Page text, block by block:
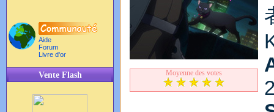
Aide
Forum
Livre d'or
Vente Flash Moyenne des votes